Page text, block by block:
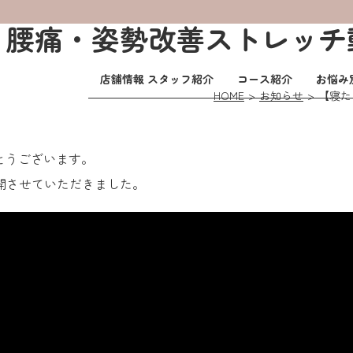
店舗情報 スタッフ紹介 コース紹介 お悩み
痛・姿勢改善ストレッ
HOME お知らせ 【寝
ございます。
せていただきました。